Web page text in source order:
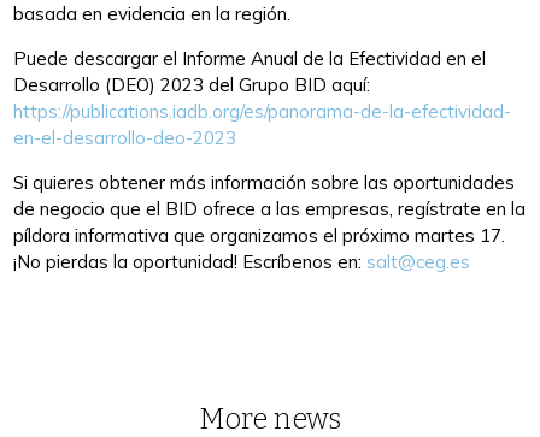
basada en evidencia en la región.
Puede descargar el Informe Anual de la Efectividad en el
Desarrollo (DEO) 2023 del Grupo BID aquí:
https://publications.iadb.org/es/panorama-de-la-efectividad-
en-el-desarrollo-deo-2023
Si quieres obtener más información sobre las oportunidades
de negocio que el BID ofrece a las empresas, regístrate en la
píldora informativa que organizamos el próximo martes 17.
¡No pierdas la oportunidad! Escríbenos en:salt@ceg.es
More news